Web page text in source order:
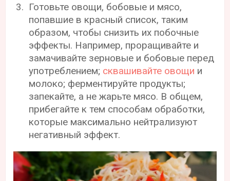
Готовьте овощи, бобовые и мясо,
попавшие в красный список, таким
образом, чтобы снизить их побочные
эффекты. Например, проращивайте и
замачивайте зерновые и бобовые перед
употреблением; сквашивайте овощи и
молоко; ферментируйте продукты;
запекайте, а не жарьте мясо. В общем,
прибегайте к тем способам обработки,
которые максимально нейтрализуют
негативный эффект.